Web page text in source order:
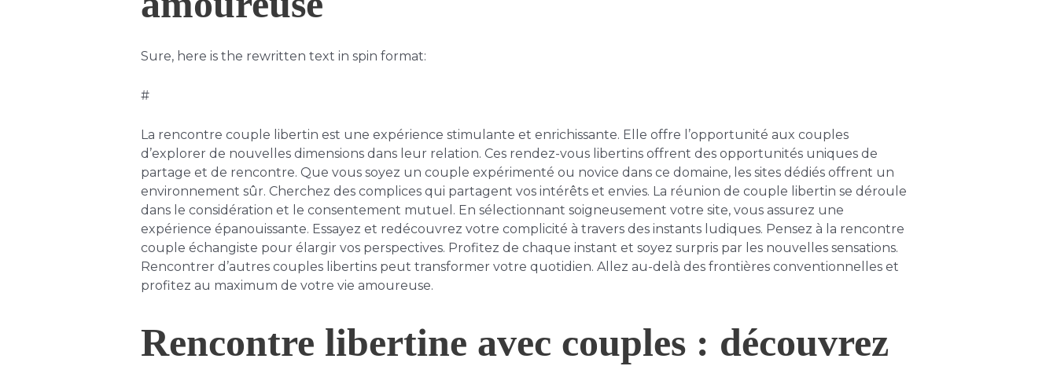
Sure, here is the rewritten text in spin format:
#
La rencontre couple libertin est une expérience stimulante et enrichissante. Elle offre l’opportunité aux couples
d’explorer de nouvelles dimensions dans leur relation. Ces rendez-vous libertins offrent des opportunités uniques de
partage et de rencontre. Que vous soyez un couple expérimenté ou novice dans ce domaine, les sites dédiés offrent un
environnement sûr. Cherchez des complices qui partagent vos intérêts et envies. La réunion de couple libertin se déroule
dans le considération et le consentement mutuel. En sélectionnant soigneusement votre site, vous assurez une
expérience épanouissante. Essayez et redécouvrez votre complicité à travers des instants ludiques. Pensez à la rencontre
couple échangiste pour élargir vos perspectives. Profitez de chaque instant et soyez surpris par les nouvelles sensations.
Rencontrer d’autres couples libertins peut transformer votre quotidien. Allez au-delà des frontières conventionnelles et
profitez au maximum de votre vie amoureuse.
Rencontre libertine avec couples : découvrez